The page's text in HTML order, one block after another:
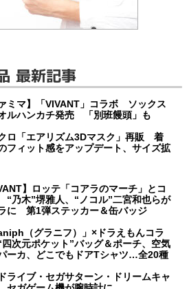
最新記事
ァミマ】「VIVANT」コラボ ソックス
ルハンカチ発売 「別班饅頭」も
ロ「エアリズム3Dマスク」再販 着
フィット感をアップデート、サイズ拡
】ロッテ「コアラのマーチ」とコ
乃木”堺雅人、“ノコル”二宮和也らが
に 第1弾ステッカー＆缶バッジ
（グラニフ）」×ドラえもんコラ
次元ポケット”バッグ＆ポーチ、空気
ーカ、どこでもドアTシャツ…全20種
ライブ・セガサターン・ドリームキャ